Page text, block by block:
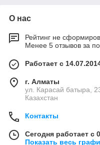
О нас
Рейтинг не
Менее 5 отзывов за
Работает с
г. Алматы
ул. Карасай батыра,
Казахстан
Контакты
Сегодня работает с
Показать весь